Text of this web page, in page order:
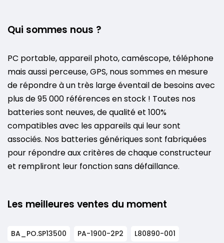
Qui sommes nous ?
PC portable, appareil photo, caméscope, téléphone
mais aussi perceuse, GPS, nous sommes en mesure
de répondre à un très large éventail de besoins avec
plus de 95 000 références en stock ! Toutes nos
batteries sont neuves, de qualité et 100%
compatibles avec les appareils qui leur sont
associés. Nos batteries génériques sont fabriquées
pour répondre aux critères de chaque constructeur
et rempliront leur fonction sans défaillance.
Les meilleures ventes du moment
BA_PO.SP13500 PA-1900-2P2
L80890-001